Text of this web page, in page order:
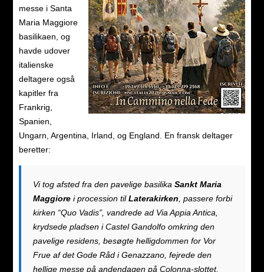
messe i Santa
Maria Maggiore
basilikaen, og
havde udover
italienske
deltagere også
kapitler fra
Frankrig,
Spanien,
Ungarn, Argentina, Irland, og England. En fransk deltager
beretter:
Vi tog afsted fra den pavelige basilika Sankt Maria
Maggiorei procession tilLaterakirken , passere forbi
kirken “Quo Vadis”, vandrede ad Via Appia Antica,
krydsede pladsen i Castel Gandolfo omkring den
pavelige residens, besøgte helligdommen for Vor
Frue af det Gode Råd i Genazzano, fejrede den
hellige messe på andendagen på Colonna-slottet,